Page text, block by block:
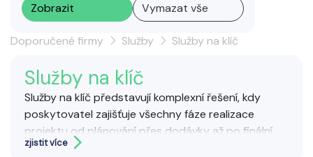
Zobrazit Vymazat vše
Doporučené firmy Služby Služby na klíč
Služby na klíč
Služby na klíč představují komplexní řešení, kdy
poskytovatel zajišťuje všechny fáze realizace
projektu od plánování přes dodávky až po finální
předání. Často se využívají ve stavebnictví, výrobě
zjistit více